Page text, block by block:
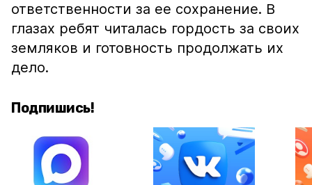
ответственности за ее сохранение. В
глазах ребят читалась гордость за своих
земляков и готовность продолжать их
дело.
Подпишись!